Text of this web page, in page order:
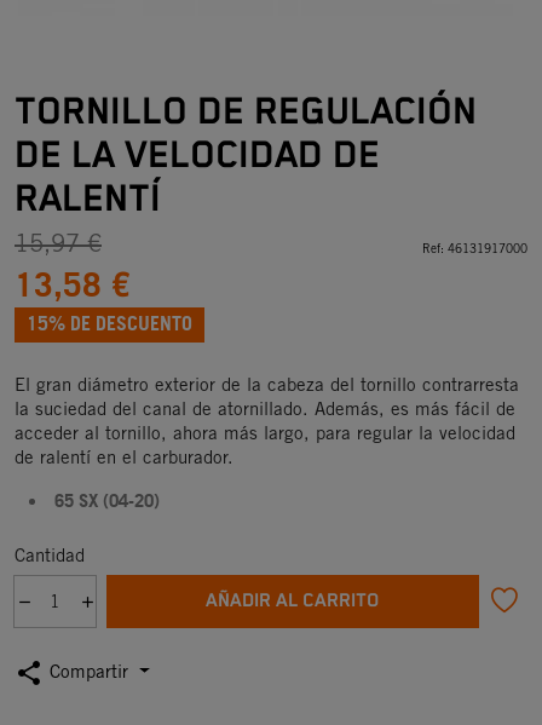
TORNILLO DE REGULACIÓN
DE LA VELOCIDAD DE
RALENTÍ
15,97 €
13,58 €
15% DE DESCUENTO
Ref: 46131917000
El gran diámetro exterior de la cabeza del tornillo contrarresta
la suciedad del canal de atornillado. Además, es más fácil de
acceder al tornillo, ahora más largo, para regular la velocidad
de ralentí en el carburador.
65 SX (04-20)
Cantidad
AÑADIR AL CARRITO
share Compartir